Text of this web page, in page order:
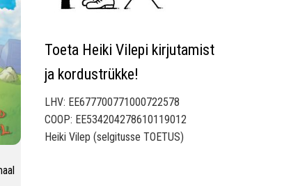
Toeta Heiki Vilepi kirjutamist
ja kordustrükke!
LHV: EE677700771000722578
COOP: EE534204278610119012
Heiki Vilep (selgitusse TOETUS)